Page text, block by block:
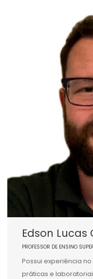
Edson Lucas
PROFESSOR DE ENSINO
Possui experiência
práticas e